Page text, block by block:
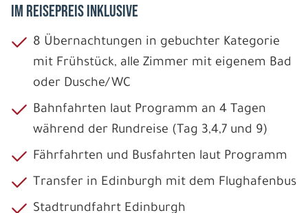
IM REISEPREIS INKLUSIVE
8 Übernachtungen in gebuchter Kategorie
mit Frühstück, alle Zimmer mit eigenem Bad
oder Dusche/WC
Bahnfahrten laut Programm an 4 Tagen
während der Rundreise (Tag 3,4,7 und 9)
Fährfahrten und Busfahrten laut Programm
Transfer in Edinburgh mit dem Flughafenbus
Stadtrundfahrt Edinburgh